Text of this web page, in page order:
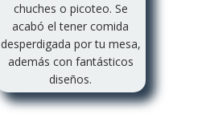
chuches o picoteo. Se
acabó el tener comida
desperdigada por tu mesa,
además con fantásticos
diseños.